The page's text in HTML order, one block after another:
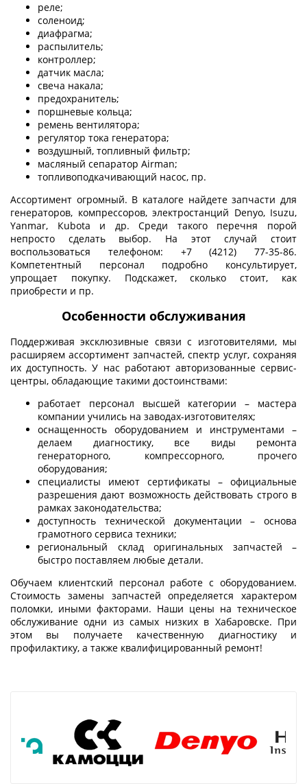
реле;
соленоид;
диафрагма;
распылитель;
контроллер;
датчик масла;
свеча накала;
предохранитель;
поршневые кольца;
ремень вентилятора;
регулятор тока генератора;
воздушный, топливный фильтр;
масляный сепаратор Airman;
топливоподкачивающий насос, пр.
Ассортимент огромный. В каталоге найдете запчасти для
генераторов, компрессоров, электростанций Denyo, Isuzu,
Yanmar, Кubota и др. Среди такого перечня порой
непросто сделать выбор. На этот случай стоит
воспользоваться телефоном: +7 (4212) 77-35-86.
Компетентный персонал подробно консультирует,
упрощает покупку. Подскажет, сколько стоит, как
приобрести и пр.
Особенности обслуживания
Поддерживая эксклюзивные связи с изготовителями, мы
расширяем ассортимент запчастей, спектр услуг, сохраняя
их доступность. У нас работают авторизованные сервис-
центры, обладающие такими достоинствами:
работает персонал высшей категории – мастера
компании учились на заводах-изготовителях;
оснащенность оборудованием и инструментами –
делаем диагностику, все виды ремонта
генераторного, компрессорного, прочего
оборудования;
специалисты имеют сертификаты – официальные
разрешения дают возможность действовать строго в
рамках законодательства;
доступность технической документации – основа
грамотного сервиса техники;
региональный склад оригинальных запчастей –
быстро поставляем любые детали.
Обучаем клиентский персонал работе с оборудованием.
Стоимость замены запчастей определяется характером
поломки, иными факторами. Наши цены на техническое
обслуживание одни из самых низких в Хабаровске. При
этом вы получаете качественную диагностику и
профилактику, а также квалифицированный ремонт!